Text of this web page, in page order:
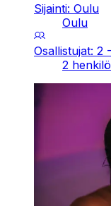
Sijainti: Oulu
Oulu
Osallistujat: 2
2